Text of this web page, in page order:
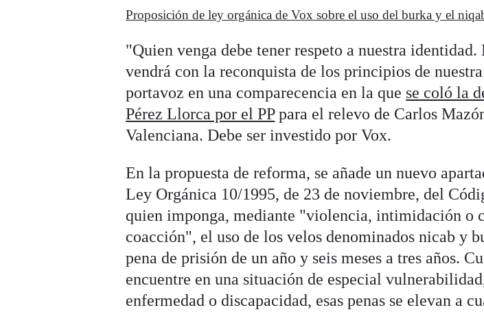
Proposición de ley orgánica de Vox sobre el uso del burka y el
"Quien venga debe tener respeto a nuestra
vendrá con la reconquista de los principios de
portavoz en una comparecencia en la que se coló la
Pérez Llorca por el PPpara el relevo de Carlos
Valenciana. Debe ser investido por Vox.
En la propuesta de reforma, se añade un nuevo
Ley Orgánica 10/1995, de 23 de noviembre, del
quien imponga, mediante "violencia, intimidación o
coacción", el uso de los velos denominados nicab y
pena de prisión de un año y seis meses a tres años.
encuentre en una situación de especial
enfermedad o discapacidad, esas penas se elevan a